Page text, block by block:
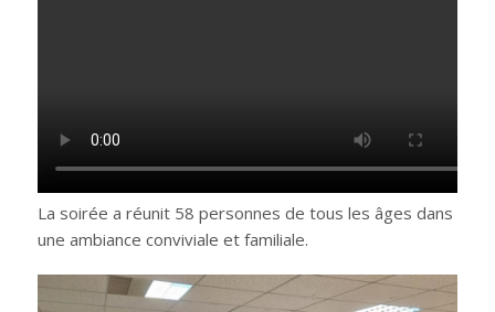
La soirée a réunit 58 personnes de tous les âges dans
une ambiance conviviale et familiale.